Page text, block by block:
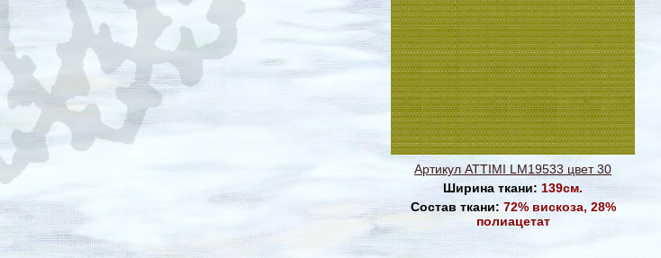
Артикул ATTIMI LM19533 цвет 30
Ширина ткани: 139см.
Состав ткани: 72% вискоза, 28%
полиацетат